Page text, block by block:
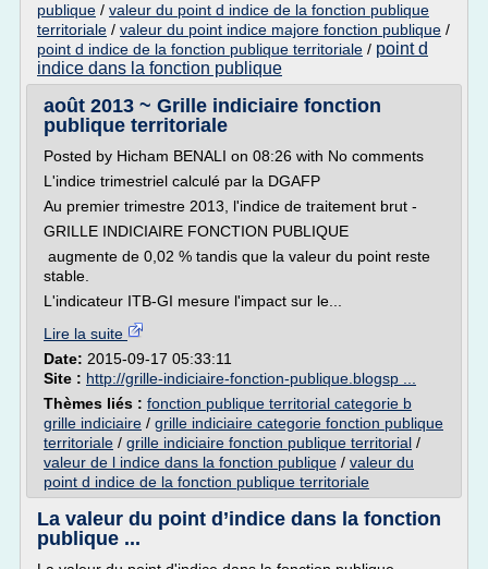
publique / valeur du point d indice de la fonction publique
territoriale / valeur du point indice majore fonction publique /
point d indice de la fonction publique territoriale / point d
indice dans la fonction publique
août 2013 ~ Grille indiciaire fonction
publique territoriale
Posted by Hicham BENALI on 08:26 with No comments
L'indice trimestriel calculé par la DGAFP
Au premier trimestre 2013, l'indice de traitement brut -
GRILLE INDICIAIRE FONCTION PUBLIQUE
augmente de 0,02 % tandis que la valeur du point reste
stable.
L'indicateur ITB-GI mesure l'impact sur le...
Lire la suite
Date: 2015-09-17 05:33:11
Site : http://grille-indiciaire-fonction-publique.blogsp ...
Thèmes liés : fonction publique territorial categorie b
grille indiciaire / grille indiciaire categorie fonction publique
territoriale / grille indiciaire fonction publique territorial /
valeur de l indice dans la fonction publique / valeur du
point d indice de la fonction publique territoriale
La valeur du point d’indice dans la fonction
publique ...